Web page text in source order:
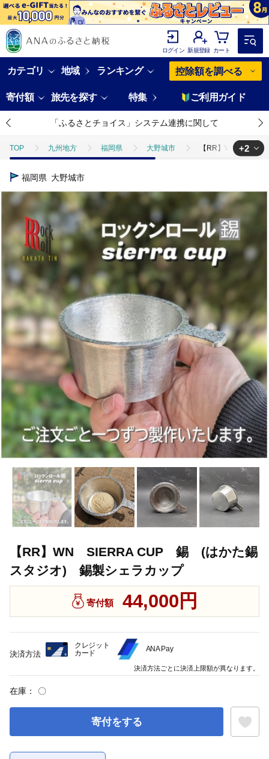
ログイン 新規登録 カート
カテゴリ 地域 ランキング 控除額を調べる
寄付額 旅先を探す 特集 ご利用ガイド
「ふるさとチョイス」システム連携に関して
TOP 九州地方 福岡県 大野城市 【RR】WN
TOP
TOP 日用品・雑貨 食器 【RR】WN SIERRA CUP 錫 (
+2
福岡県 大野城市
【RR】WN SIERRA CUP 錫 (はかた錫
スタジオ) 錫製シェラカップ
寄付額 44,000円
在庫： 〇
寄付をする
決済方法
クレジット
カード
ANA Pay
決済方法ごとに決済上限額が異なります。